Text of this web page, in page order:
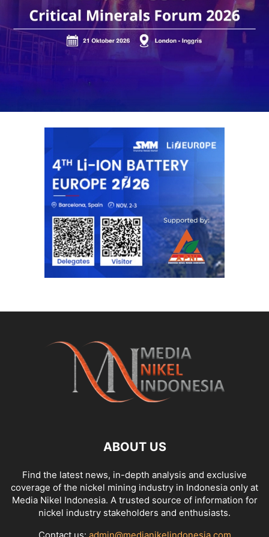
ABOUT US
Find the latest news, in-depth analysis and exclusive
coverage of the nickel mining industry in Indonesia only at
Media Nikel Indonesia. A trusted source of information for
nickel industry stakeholders and enthusiasts.